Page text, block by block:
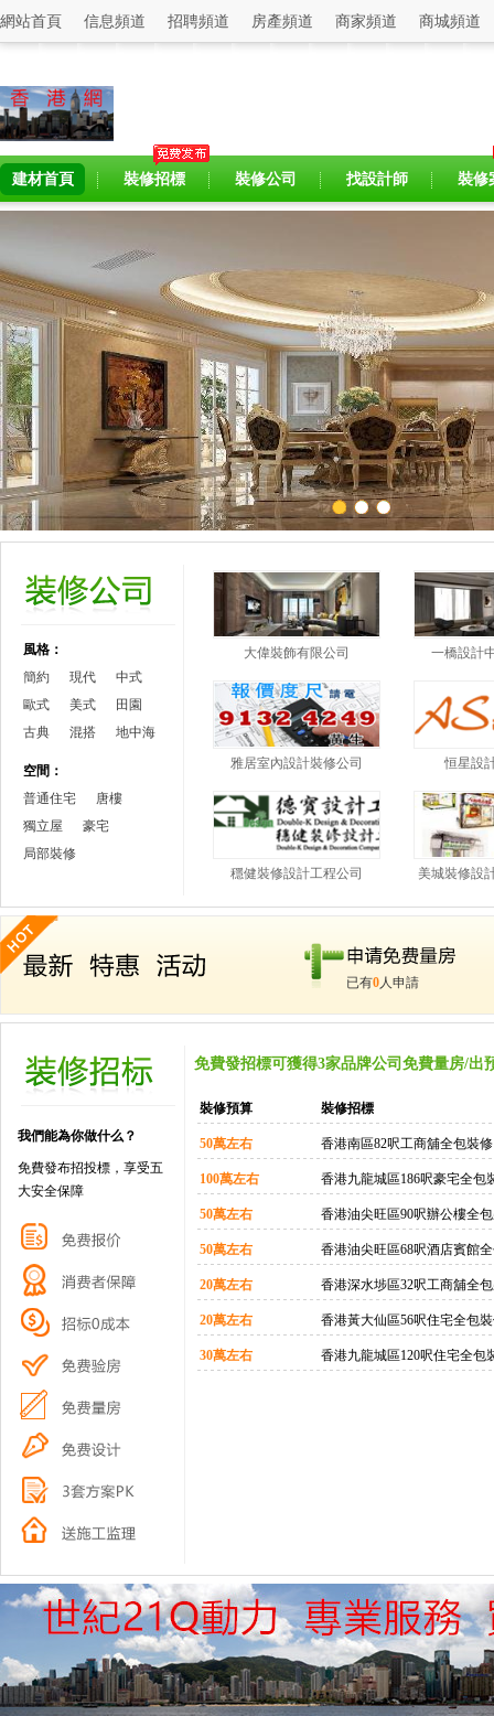
網站首頁 信息頻道 招聘頻道 房產頻道 商家頻道 商城頻道
建材首頁 裝修招標 裝修公司 找設計師 裝修
風格：
簡約
現代
中式
歐式
美式
田園
古典
混搭 地中海
空間：
普通住宅
唐樓
獨立屋
豪宅
局部裝修
大偉裝飾有限公司 一橋設計
雅居室內設計裝修公司 恒星設
穩健裝修設計工程公司 美城裝修設
已有0人申請
我們能為你做什么？
免費發布招投標，享受五
大安全保障
免費發招標可獲得3家品牌公司免費量房/出
裝修預算 裝修招標
50萬左右 香港南區82呎工商舖全包裝修
100萬左右 香港九龍城區186呎豪宅全包
50萬左右 香港油尖旺區90呎辦公樓全
50萬左右 香港油尖旺區68呎酒店賓館
20萬左右 香港深水埗區32呎工商舖全
20萬左右 香港黃大仙區56呎住宅全包
30萬左右 香港九龍城區120呎住宅全包